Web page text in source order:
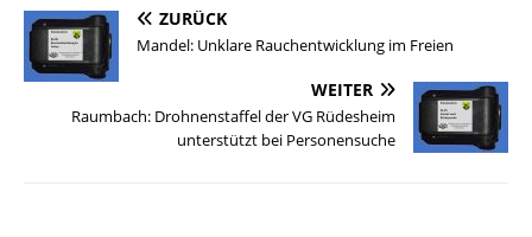
ZURÜCK
Mandel: Unklare Rauchentwicklung im Freien
WEITER
Raumbach: Drohnenstaffel der VG Rüdesheim
unterstützt bei Personensuche